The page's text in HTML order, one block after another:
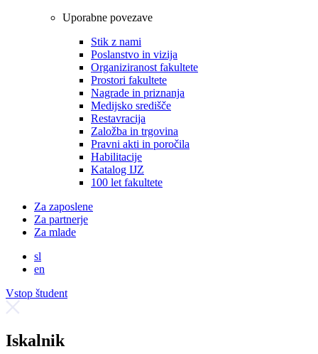
Uporabne povezave
Stik z nami
Poslanstvo in vizija
Organiziranost fakultete
Prostori fakultete
Nagrade in priznanja
Medijsko središče
Restavracija
Založba in trgovina
Pravni akti in poročila
Habilitacije
Katalog IJZ
100 let fakultete
Za zaposlene
Za partnerje
Za mlade
sl
en
Vstop študent
Iskalnik